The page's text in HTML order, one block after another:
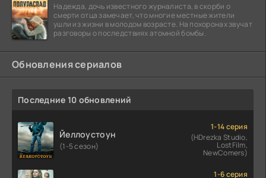
Надежда, дочь известного журналиста, в скорби о
смерти отца замечает, что многие местные жители
ушли из жизни в молодом возрасте. На похоронах звучат
разговоры о последствиях атомной бомбы.
Обновления сериалов
Последние 10 обновлений
Йеллоустоун
(1-5 сезон)
1-14 серия
(HDrezka Studio,
LostFilm,
NewComers)
1-6 серия